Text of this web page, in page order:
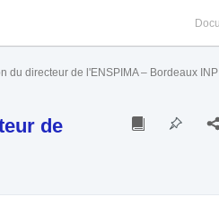
du directeur de l'ENSPIMA – Bordeaux INP
de